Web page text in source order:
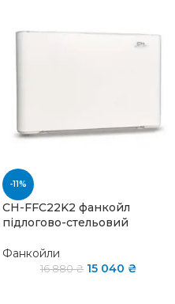
-11%
CH-FFC22K2 фанкойл
підлогово-стельовий
Фанкойли
16 880₴ 15 040 ₴